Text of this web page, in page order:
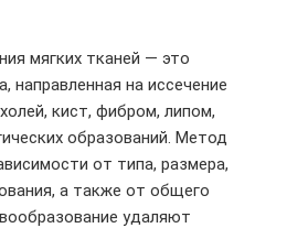
мягких тканей — это
направленная на иссечение
кист, фибром, липом,
образований. Метод
от типа, размера,
а также от общего
удаляют